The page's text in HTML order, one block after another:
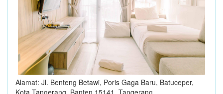
Alamat: Jl. Benteng Betawi, Poris Gaga Baru, Batuceper,